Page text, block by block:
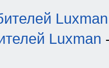
Luxman
Luxman